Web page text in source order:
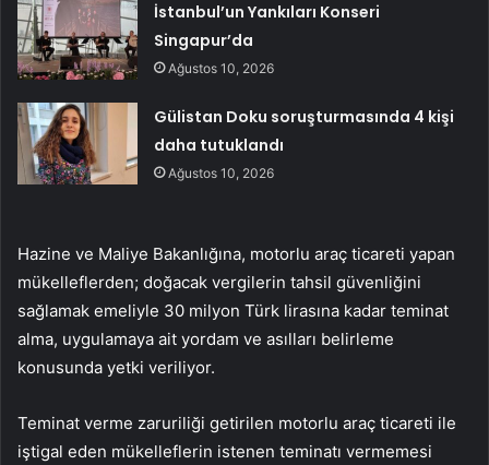
İstanbul’un Yankıları Konseri
Singapur’da
Ağustos 10, 2026
Gülistan Doku soruşturmasında 4 kişi
daha tutuklandı
Ağustos 10, 2026
Hazine ve Maliye Bakanlığına, motorlu araç ticareti yapan
mükelleflerden; doğacak vergilerin tahsil güvenliğini
sağlamak emeliyle 30 milyon Türk lirasına kadar teminat
alma, uygulamaya ait yordam ve asılları belirleme
konusunda yetki veriliyor.
Teminat verme zaruriliği getirilen motorlu araç ticareti ile
iştigal eden mükelleflerin istenen teminatı vermemesi